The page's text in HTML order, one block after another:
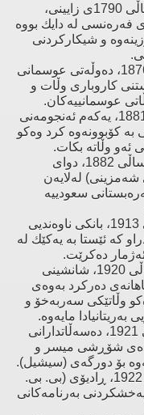
- ڕۆژی 23ی كانونی یەكەمی ساڵی 1790ی زایینی،
فەرەنسی لە دایك بووە
‌و شیكاركردنی
- ڕۆژی 23ی كانونی یەكەمی ساڵی 1876، دەوڵەتی عوسمانی
كاروباری وڵات ‌و
عوسمانییەكان.
- ڕۆژی 23ی كانونی یەكەمی ساڵی 1881، یەكەم ئەنجومەنی
بە كۆبوونەوە كرد وەكو
ئەو وڵاتە بكات.
- ڕۆژی 23ی كانونی یەكەمی ساڵی 1882، دوای
شەمزینی) لەلایەن
سعودییە
- ڕۆژی 23ی كانونی یەكەمی ساڵی 1913، بانكی ناوەندیی
كە ئێستا بە یەكێك لە
دەكرێت.
- ڕۆژی 23ی كانونی یەكەمی ساڵی 1920، شانشینی
دەركرد بەوەی
وڵاتێكی سەربەخۆ ‌و
مایەوە.
- ڕۆژی 23ی كانونی یەكەمی ساڵی 1921، دەسەڵاتدارانی
شۆڕشی میسر ‌و
بۆ دورگەی (سیشیل).
- ڕۆژی 23ی كانونی یەكەمی ساڵی 1922، ڕادیۆی (بی. بی.
بەرنامەكانی